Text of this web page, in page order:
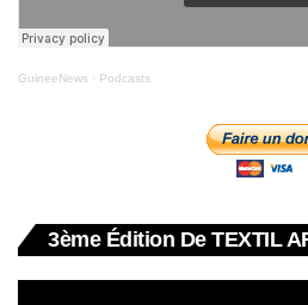
GuineeNews · Podcasts
3ème Édition De TEXTIL